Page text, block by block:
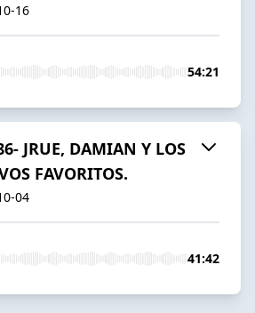
16
54:21
JRUE, DAMIAN Y LOS
FAVORITOS.
04
41:42